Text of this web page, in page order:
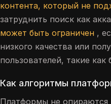
контента, который не
затруднить поиск как
может быть ограничен ,
низкого качества или
пользователей, такие
Как алгоритмы
Платформы не опираются